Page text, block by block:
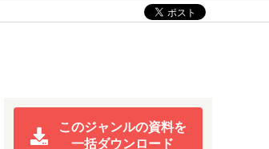
このジャンルの資料を
一括ダウンロード